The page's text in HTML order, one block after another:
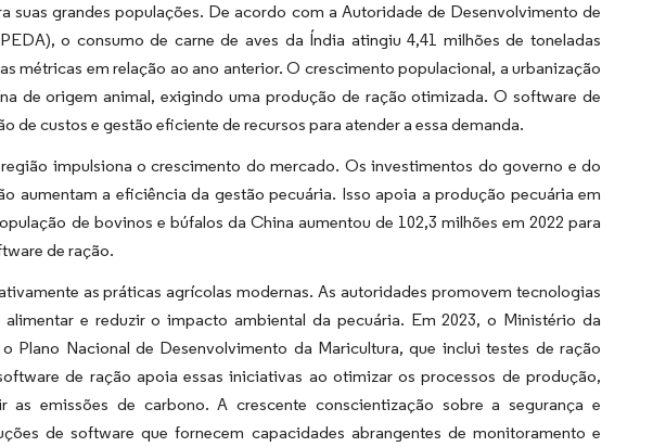
suas grandes populações. De acordo com a Autoridade de Desenvolvimento de
o consumo de carne de aves da Índia atingiu 4,41 milhões de toneladas
métricas em relação ao ano anterior. O crescimento populacional, a urbanização
de origem animal, exigindo uma produção de ração otimizada. O software de
de custos e gestão eficiente de recursos para atender a essa demanda.
impulsiona o crescimento do mercado. Os investimentos do governo e do
aumentam a eficiência da gestão pecuária. Isso apoia a produção pecuária em
de bovinos e búfalos da China aumentou de 102,3 milhões em 2022 para
de ração.
as práticas agrícolas modernas. As autoridades promovem tecnologias
e reduzir o impacto ambiental da pecuária. Em 2023, o Ministério da
Plano Nacional de Desenvolvimento da Maricultura, que inclui testes de ração
de ração apoia essas iniciativas ao otimizar os processos de produção,
emissões de carbono. A crescente conscientização sobre a segurança e
de software que fornecem capacidades abrangentes de monitoramento e